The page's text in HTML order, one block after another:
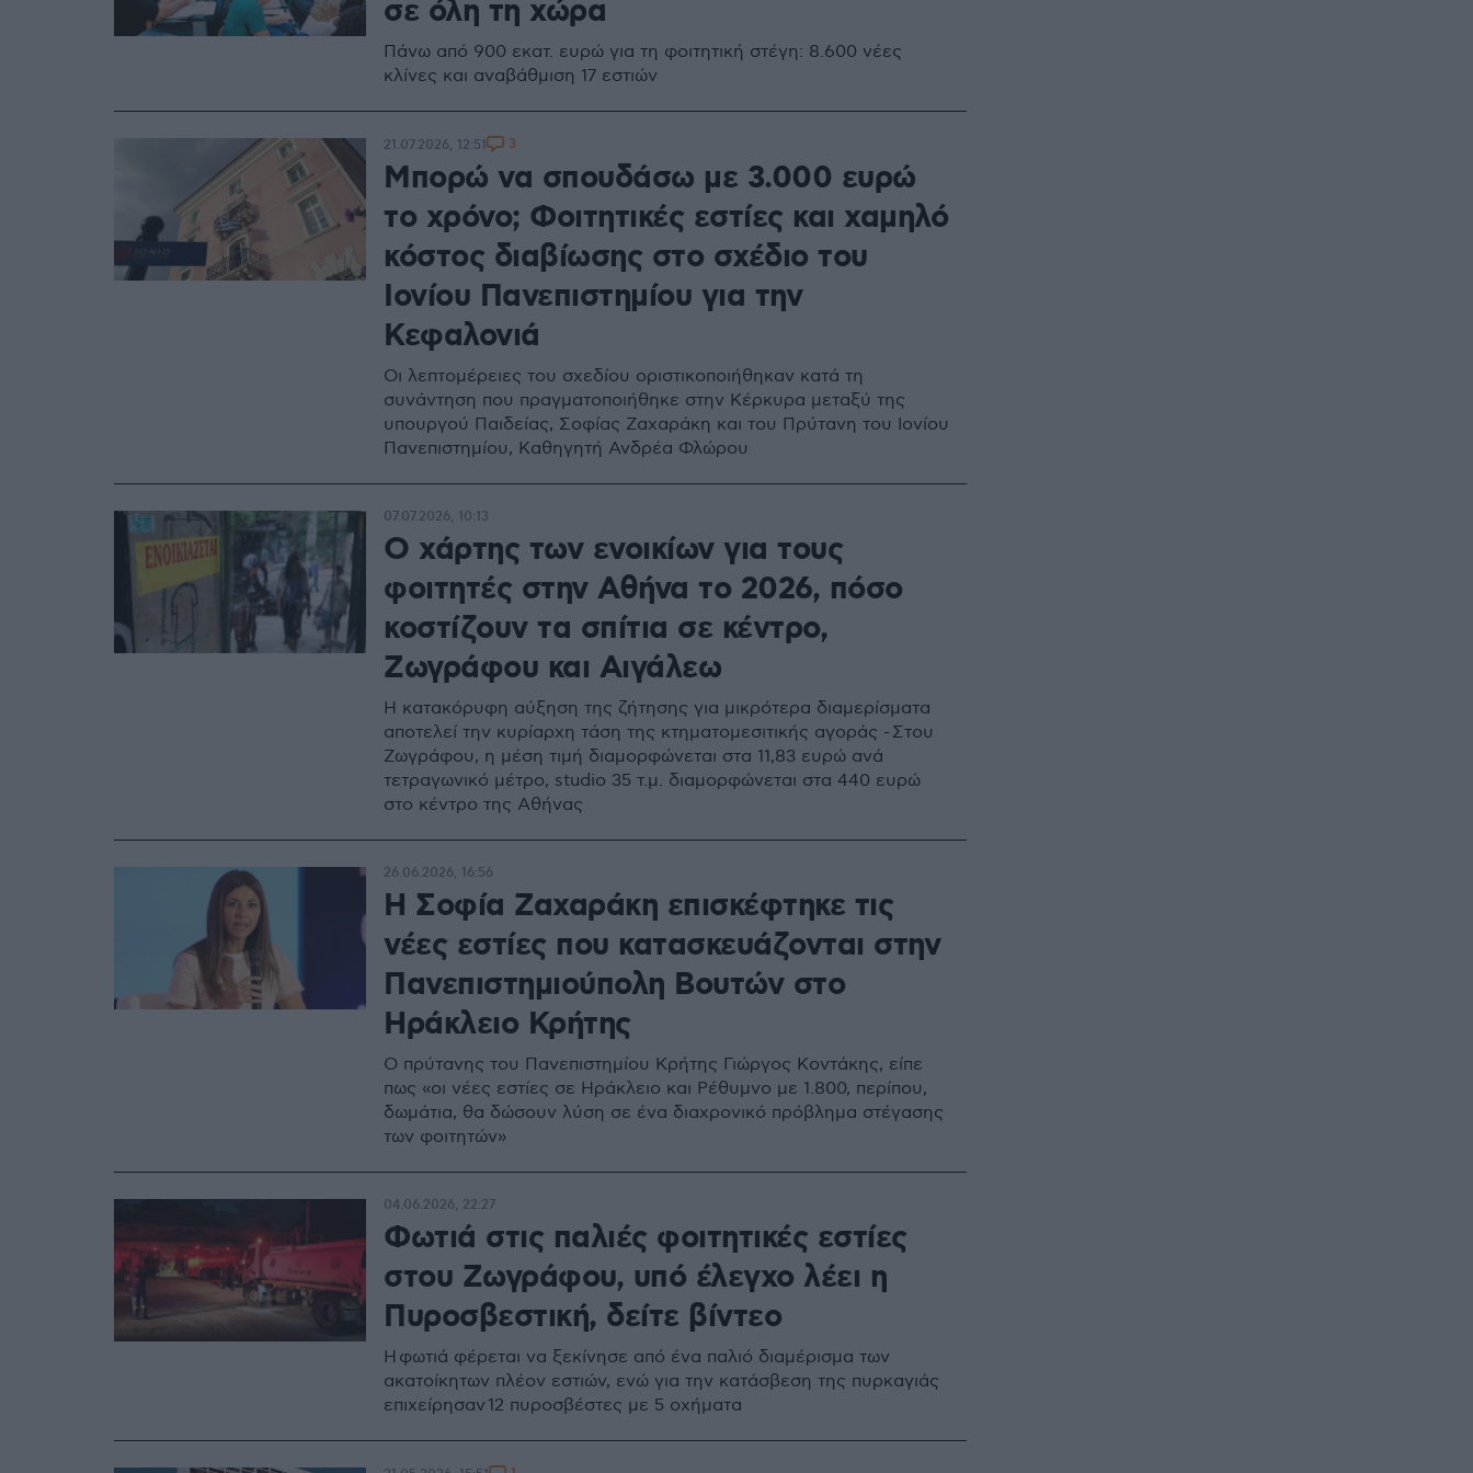
σε όλη τη χώρα
Πάνω από 900 εκατ. ευρώ για τη φοιτητική στέγη: 8.600 νέες
κλίνες και αναβάθμιση 17 εστιών
Μπορώ να σπουδάσω με 3.000 ευρώ
το χρόνο; Φοιτητικές εστίες και χαμηλό
κόστος διαβίωσης στο σχέδιο του
Ιονίου Πανεπιστημίου για την
Κεφαλονιά
Οι λεπτομέρειες του σχεδίου οριστικοποιήθηκαν κατά τη
συνάντηση που πραγματοποιήθηκε στην Κέρκυρα μεταξύ της
υπουργού Παιδείας, Σοφίας Ζαχαράκη και του Πρύτανη του Ιονίου
Πανεπιστημίου, Καθηγητή Ανδρέα Φλώρου
21.07.2026, 12:51 3
Ο χάρτης των ενοικίων για τους
φοιτητές στην Αθήνα το 2026, πόσο
κοστίζουν τα σπίτια σε κέντρο,
Ζωγράφου και Αιγάλεω
Η κατακόρυφη αύξηση της ζήτησης για μικρότερα διαμερίσματα
αποτελεί την κυρίαρχη τάση της κτηματομεσιτικής αγοράς - Στου
Ζωγράφου, η μέση τιμή διαμορφώνεται στα 11,83 ευρώ ανά
τετραγωνικό μέτρο, studio 35 τ.μ. διαμορφώνεται στα 440 ευρώ
στο κέντρο της Αθήνας
07.07.2026, 10:13
Η Σοφία Ζαχαράκη επισκέφτηκε τις
νέες εστίες που κατασκευάζονται στην
Πανεπιστημιούπολη Βουτών στο
Ηράκλειο Κρήτης
Ο πρύτανης του Πανεπιστημίου Κρήτης Γιώργος Κοντάκης, είπε
πως «οι νέες εστίες σε Ηράκλειο και Ρέθυμνο με 1.800, περίπου,
δωμάτια, θα δώσουν λύση σε ένα διαχρονικό πρόβλημα στέγασης
των φοιτητών»
26.06.2026, 16:56
Φωτιά στις παλιές φοιτητικές εστίες
στου Ζωγράφου, υπό έλεγχο λέει η
Πυροσβεστική, δείτε βίντεο
Η φωτιά φέρεται να ξεκίνησε από ένα παλιό διαμέρισμα των
ακατοίκητων πλέον εστιών, ενώ για την κατάσβεση της πυρκαγιάς
επιχείρησαν 12 πυροσβέστες με 5 οχήματα
04.06.2026, 22:27